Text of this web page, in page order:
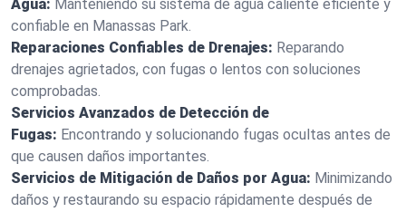
Agua: Manteniendo su sistema de agua caliente eficiente y
confiable en Manassas Park.
Reparaciones Confiables de Drenajes: Reparando
drenajes agrietados, con fugas o lentos con soluciones
comprobadas.
Servicios Avanzados de Detección de
Fugas: Encontrando y solucionando fugas ocultas antes de
que causen daños importantes.
Servicios de Mitigación de Daños por Agua: Minimizando
daños y restaurando su espacio rápidamente después de